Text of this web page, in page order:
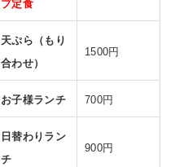
プ定食
天ぷら（もり
合わせ）
1500円
お子様ランチ 700円
日替わりラン
チ
900円